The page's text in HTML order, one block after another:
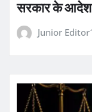
सरकार के आदेश
Junior